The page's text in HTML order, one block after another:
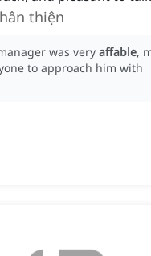
thiện
was very affable,
to approach him with